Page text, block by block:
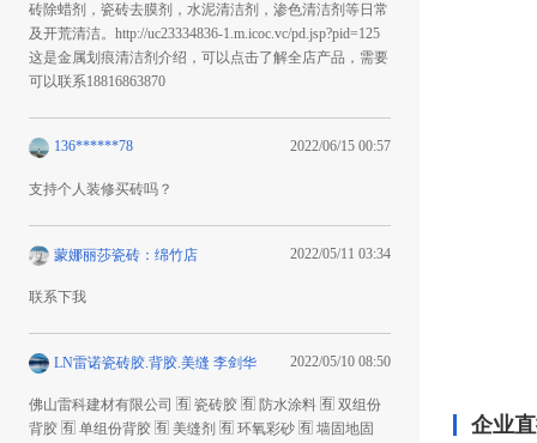
砖除蜡剂，瓷砖去膜剂，水泥清洁剂，渗色清洁剂等日常
及开荒清洁。http://uc23334836-1.m.icoc.vc/pd.jsp?pid=125
这是金属划痕清洁剂介绍，可以点击了解全店产品，需要
可以联系18816863870
136******78 2022/06/15 00:57
支持个人装修买砖吗？
蒙娜丽莎瓷砖：绵竹店 2022/05/11 03:34
联系下我
LN雷诺瓷砖胶.背胶.美缝 李剑华 2022/05/10 08:50
佛山雷科建材有限公司 🈶 瓷砖胶 🈶 防水涂料 🈶️ 双组份
背胶 🈶 单组份背胶 🈶 美缝剂 🈶 环氧彩砂 🈶 墙固地固
企业